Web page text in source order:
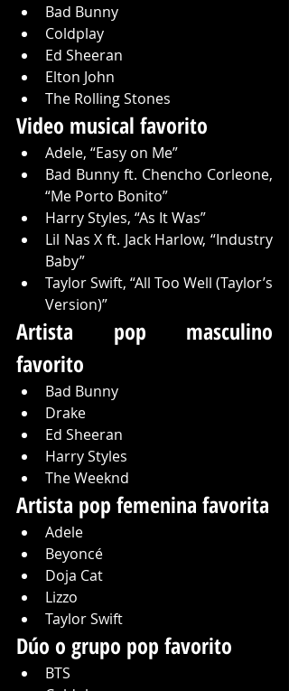
Bad Bunny
Coldplay
Ed Sheeran
Elton John
The Rolling Stones
Video musical favorito
Adele, “Easy on Me”
Bad Bunny ft. Chencho Corleone,
“Me Porto Bonito”
Harry Styles, “As It Was”
Lil Nas X ft. Jack Harlow, “Industry
Baby”
Taylor Swift, “All Too Well (Taylor’s
Version)”
Artista pop masculino
favorito
Bad Bunny
Drake
Ed Sheeran
Harry Styles
The Weeknd
Artista pop femenina favorita
Adele
Beyoncé
Doja Cat
Lizzo
Taylor Swift
Dúo o grupo pop favorito
BTS